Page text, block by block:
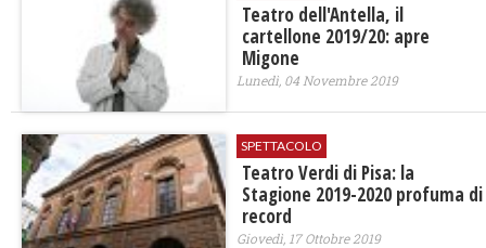
Teatro dell'Antella, il
cartellone 2019/20: apre
Migone
Lunedì, 04 Novembre 2019
SPETTACOLO
Teatro Verdi di Pisa: la
Stagione 2019-2020 profuma di
record
Giovedì, 17 Ottobre 2019